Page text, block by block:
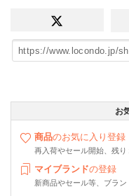
お
商品のお気に入り登録
再入荷やセール開始、残
マイブランドの登録
新商品やセール等、ブラ